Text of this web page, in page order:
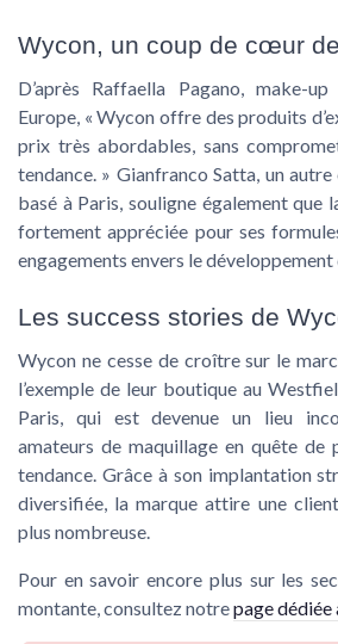
Wycon, un coup de cœur
D’après Raffaella Pagano, make-
Europe, « Wycon offre des produits
prix très abordables, sans
tendance. » Gianfranco Satta, un
basé à Paris, souligne également que
fortement appréciée pour ses
engagements envers le développement
Les success stories de
Wycon ne cesse de croître sur le
l’exemple de leur boutique au
Paris, qui est devenue un lieu
amateurs de maquillage en quête
tendance. Grâce à son implantation
diversifiée, la marque attire une
plus nombreuse.
Pour en savoir encore plus sur les
montante, consultez notrepage dédiée